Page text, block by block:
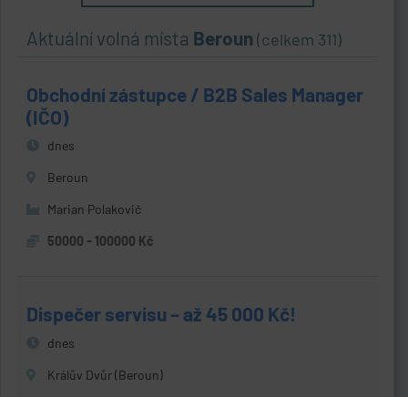
Aktuální volná místa Beroun (celkem 311)
Obchodní zástupce / B2B Sales Manager
(IČO)
dnes
Beroun
Marian Polakovič
50000 - 100000 Kč
Dispečer servisu – až 45 000 Kč!
dnes
Králův Dvůr (Beroun)